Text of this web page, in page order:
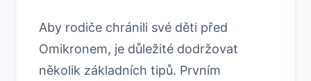
Aby rodiče chránili své děti před
Omikronem, je důležité dodržovat
několik základních tipů. Prvním